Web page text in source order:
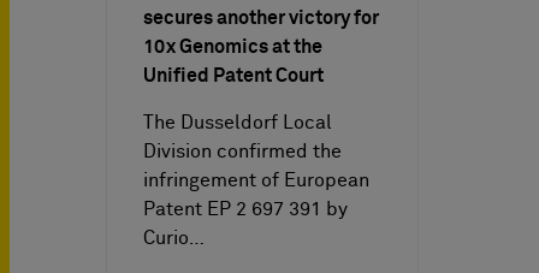
secures another victory for
10x Genomics at the
Unified Patent Court
The Dusseldorf Local
Division confirmed the
infringement of European
Patent EP 2 697 391 by
Curio…